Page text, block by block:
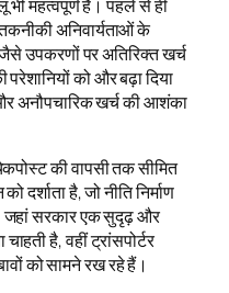
महत्वपूर्ण है। पहले से ही
अनिवार्यताओं के
उपकरणों पर अतिरिक्त खर्च
को और बढ़ा दिया
अनौपचारिक खर्च की आशंका
की वापसी तक सीमित
है, जो नीति निर्माण
जहां सरकार एक सुदृढ़ और
है, वहीं ट्रांसपोर्टर
को सामने रख रहे हैं।